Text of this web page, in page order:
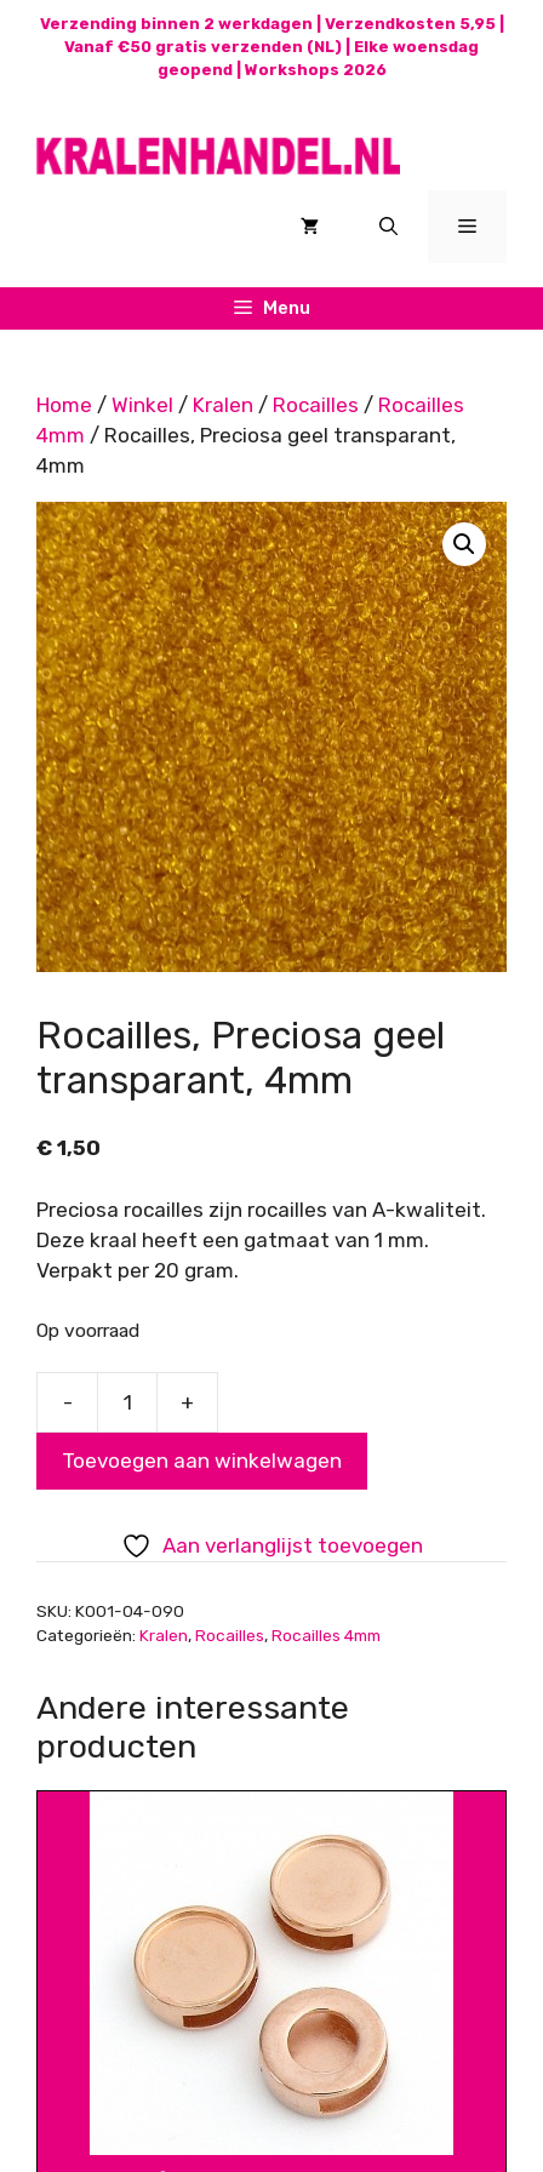
Verzending binnen 2 werkdagen | Verzendkosten 5,95 |
Vanaf €50 gratis verzenden (NL) | Elke woensdag
geopend | Workshops 2026
Menu
Menu
Home / Winkel / Kralen / Rocailles / Rocailles
4mm / Rocailles, Preciosa geel transparant,
4mm
Rocailles, Preciosa geel
transparant, 4mm
€ 1,50
Preciosa rocailles zijn rocailles van A-kwaliteit.
Deze kraal heeft een gatmaat van 1 mm.
Verpakt per 20 gram.
Op voorraad
-
geel
4mm
aantal
+
Toevoegen aan winkelwagen
Aan verlanglijst toevoegen
SKU: K001-04-090
Categorieën: Kralen,Rocailles,Rocailles 4mm
Andere interessante
producten